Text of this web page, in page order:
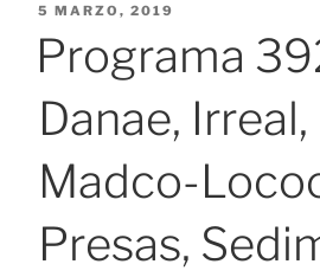
PUBLICADO
5 MARZO, 2019
Programa
Danae,
Madco-
Presas,